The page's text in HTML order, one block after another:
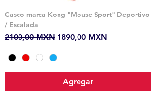
Casco marca Kong "Mouse Sport" Deportivo
/ Escalada
Precio
2100,00 MXN Precio de oferta
1890,00 MXN
Agregar